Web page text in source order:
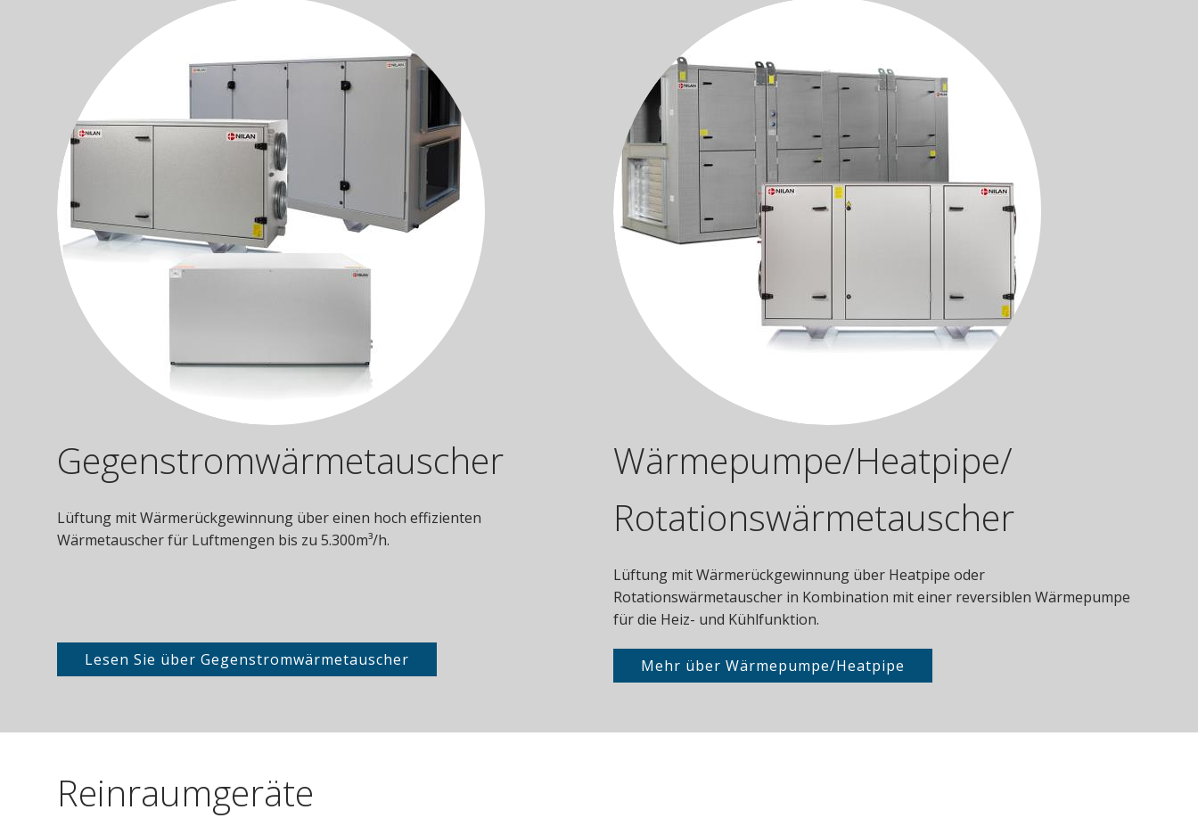
Gegenstromwärmetauscher
Lüftung mit Wärmerückgewinnung über einen hoch effizienten
Wärmetauscher für Luftmengen bis zu 5.300m³/h.
Lesen Sie über Gegenstromwärmetauscher
Wärmepumpe/Heatpipe/
Rotationswärmetauscher
Lüftung mit Wärmerückgewinnung über Heatpipe oder
Rotationswärmetauscher in Kombination mit einer reversiblen Wärmepumpe
für die Heiz- und Kühlfunktion.
Mehr über Wärmepumpe/Heatpipe
Reinraumgeräte